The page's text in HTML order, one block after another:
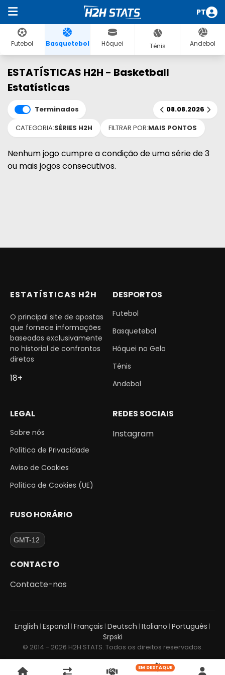
PT
Futebol Basquetebol Hóquei Tênis Andebol
ESTATÍSTICAS H2H - Basketball
Estatísticas
Terminados
08.08.2026
CATEGORIA:SÉRIES H2H FILTRAR POR:MAIS PONTOS
Nenhum jogo cumpre a condição de uma série de 3
ou mais jogos consecutivos.
ESTATÍSTICAS H2H
O principal site de apostas
que fornece informações
baseadas exclusivamente
no historial de confrontos
diretos
18+
DESPORTOS
Futebol
Basquetebol
Hóquei no Gelo
Ténis
Andebol
LEGAL
Sobre nós
Política de Privacidade
Aviso de Cookies
Política de Cookies (UE)
REDES SOCIAIS
Instagram
FUSO HORÁRIO
CONTACTO
Contacte-nos
English | Español | Français | Deutsch | Italiano | Português |
Srpski
© 2014 - 2026 H2H STATS. Todos os direitos reservados.
EM DESTAQUE